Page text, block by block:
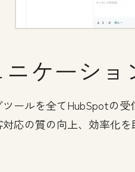
ケーシ
ールを全てHubSpotの
応の質の向上、効率化を